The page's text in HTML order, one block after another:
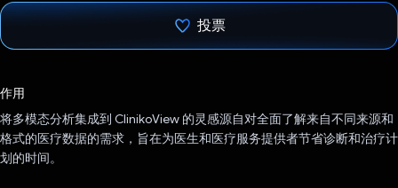
投票
作用
将多模态分析集成到 ClinikoView 的灵感源自对全面了解来自不同来源和
格式的医疗数据的需求，旨在为医生和医疗服务提供者节省诊断和治疗计
划的时间。